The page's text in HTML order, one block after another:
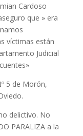
Cardoso
que » era
víctimas están
Judicial
5 de Morón,
delictivo. No
PARALIZA a la